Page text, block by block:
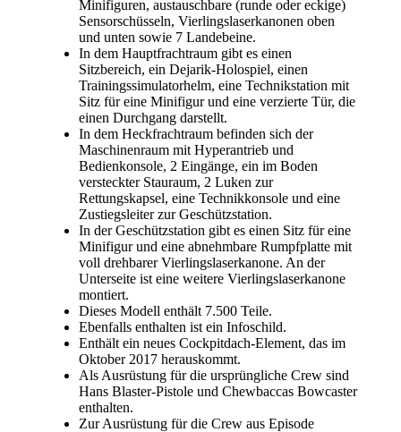
Minifiguren, austauschbare (runde oder eckige)
Sensorschüsseln, Vierlingslaserkanonen oben
und unten sowie 7 Landebeine.
In dem Hauptfrachtraum gibt es einen
Sitzbereich, ein Dejarik-Holospiel, einen
Trainingssimulatorhelm, eine Technikstation mit
Sitz für eine Minifigur und eine verzierte Tür, die
einen Durchgang darstellt.
In dem Heckfrachtraum befinden sich der
Maschinenraum mit Hyperantrieb und
Bedienkonsole, 2 Eingänge, ein im Boden
versteckter Stauraum, 2 Luken zur
Rettungskapsel, eine Technikkonsole und eine
Zustiegsleiter zur Geschützstation.
In der Geschützstation gibt es einen Sitz für eine
Minifigur und eine abnehmbare Rumpfplatte mit
voll drehbarer Vierlingslaserkanone. An der
Unterseite ist eine weitere Vierlingslaserkanone
montiert.
Dieses Modell enthält 7.500 Teile.
Ebenfalls enthalten ist ein Infoschild.
Enthält ein neues Cockpitdach-Element, das im
Oktober 2017 herauskommt.
Als Ausrüstung für die ursprüngliche Crew sind
Hans Blaster-Pistole und Chewbaccas Bowcaster
enthalten.
Zur Ausrüstung für die Crew aus Episode